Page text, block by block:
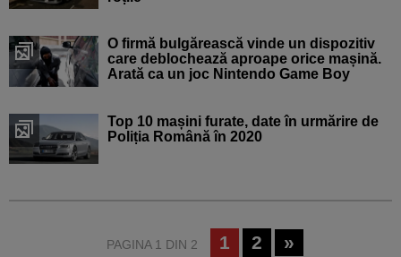
O firmă bulgărească vinde un dispozitiv
care deblochează aproape orice mașină.
Arată ca un joc Nintendo Game Boy
Top 10 mașini furate, date în urmărire de
Poliția Română în 2020
PAGINA 1 DIN 2 1 2 »